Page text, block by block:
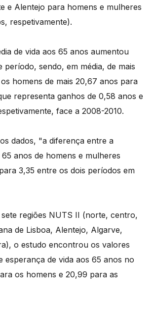
e Alentejo para homens e mulheres
respetivamente).
de vida aos 65 anos aumentou
período, sendo, em média, de mais
homens de mais 20,67 anos para
representa ganhos de 0,58 anos e
face a 2008-2010.
dados, "a diferença entre a
anos de homens e mulheres
3,35 entre os dois períodos em
regiões NUTS II (norte, centro,
de Lisboa, Alentejo, Algarve,
o estudo encontrou os valores
esperança de vida aos 65 anos no
os homens e 20,99 para as